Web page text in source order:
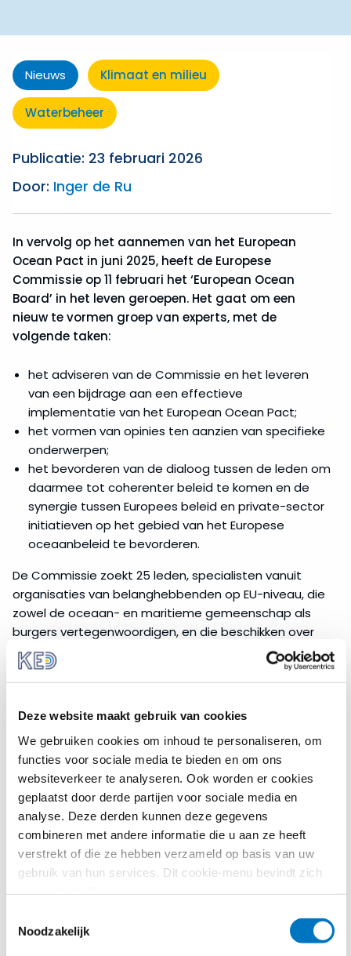
Deze website maakt gebruik van cookies
We gebruiken cookies om inhoud te personaliseren, om
functies voor sociale media te bieden en om ons
websiteverkeer te analyseren. Ook worden er cookies
geplaatst door derde partijen voor sociale media en
analyse. Deze derden kunnen deze gegevens
combineren met andere informatie die u aan ze heeft
verstrekt of die ze hebben verzameld op basis van uw
gebruik van hun services. Dit cookie-menu bevindt zich
Noodzakelijk
Nieuws Klimaat en milieu
Waterbeheer
Publicatie: 23 februari 2026
Door: Inger de Ru
In vervolg op het aannemen van het European
Ocean Pact in juni 2025, heeft de Europese
Commissie op 11 februari het ‘European Ocean
Board’ in het leven geroepen. Het gaat om een
nieuw te vormen groep van experts, met de
volgende taken:
het adviseren van de Commissie en het leveren
van een bijdrage aan een effectieve
implementatie van het European Ocean Pact;
het vormen van opinies ten aanzien van specifieke
onderwerpen;
het bevorderen van de dialoog tussen de leden om
daarmee tot coherenter beleid te komen en de
synergie tussen Europees beleid en private-sector
initiatieven op het gebied van het Europese
oceaanbeleid te bevorderen.
De Commissie zoekt 25 leden, specialisten vanuit
organisaties van belanghebbenden op EU-niveau, die
zowel de oceaan- en maritieme gemeenschap als
burgers vertegenwoordigen, en die beschikken over
kennis en vaardigheden op het gebied van
oceaanbeleid. De experts zullen volgens de volgende
criteria worden geselecteerd:
-bewezen ervaring op het terrein van oceanen, de
maritieme economie, en maritiem- of kustbeleid
voorzitter, SG, DG of equivalent)
-een goede beheersing van de Engelse taal
Leden van het Ocean Board zullen worden benoemd
voor een periode van maximaal vijf jaar. De eerste
groep van experts onbezoldigd is, worden reis- en